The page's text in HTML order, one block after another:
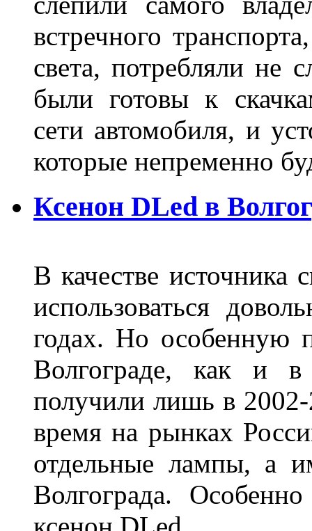
встречного
света, потребляли не
были готовы к
сети автомобиля, и
которые непременно
Ксенон DLed в
В качестве источника
использоваться
годах. Но особенную
Волгограде, как и
получили лишь в
время на рынках
отдельные лампы, а
Волгограда.